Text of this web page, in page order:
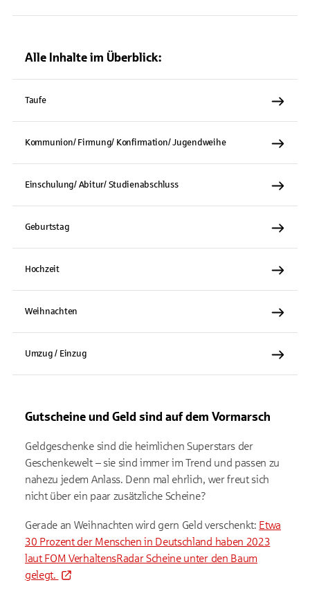
Alle Inhalte im Überblick:
Taufe
Kommunion/ Firmung/ Konfirmation/ Jugendweihe
Einschulung/ Abitur/ Studienabschluss
Geburtstag
Hochzeit
Weihnachten
Umzug / Einzug
Gutscheine und Geld sind auf dem Vormarsch
Geldgeschenke sind die heimlichen Superstars der
Geschenkewelt – sie sind immer im Trend und passen zu
nahezu jedem Anlass. Denn mal ehrlich, wer freut sich
nicht über ein paar zusätzliche Scheine?
Gerade an Weihnachten wird gern Geld verschenkt: Etwa
30 Prozent der Menschen in Deutschland haben 2023
laut FOM VerhaltensRadar Scheine unter den Baum
gelegt.